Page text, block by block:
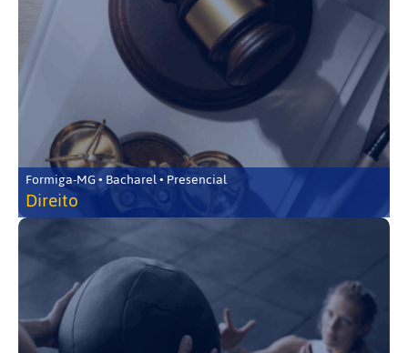
Formiga-MG • Bacharel • Presencial
Direito